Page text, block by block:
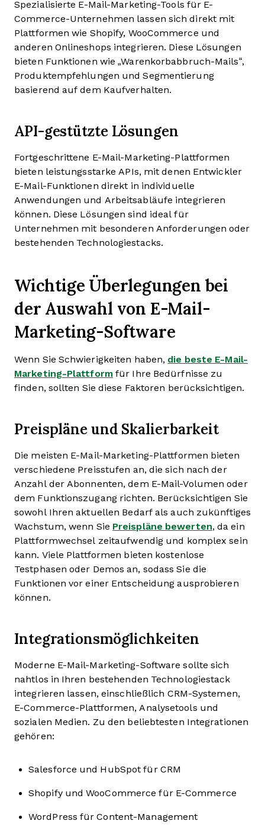
Spezialisierte E-Mail-Marketing-Tools für E-
Commerce-Unternehmen lassen sich direkt mit
Plattformen wie Shopify, WooCommerce und
anderen Onlineshops integrieren. Diese Lösungen
bieten Funktionen wie „Warenkorbabbruch-Mails“,
Produktempfehlungen und Segmentierung
basierend auf dem Kaufverhalten.
API-gestützte Lösungen
Fortgeschrittene E-Mail-Marketing-Plattformen
bieten leistungsstarke APIs, mit denen Entwickler
E-Mail-Funktionen direkt in individuelle
Anwendungen und Arbeitsabläufe integrieren
können. Diese Lösungen sind ideal für
Unternehmen mit besonderen Anforderungen oder
bestehenden Technologiestacks.
Wichtige Überlegungen bei
der Auswahl von E-Mail-
Marketing-Software
Wenn Sie Schwierigkeiten haben, die beste E-Mail-
Marketing-Plattformfür Ihre Bedürfnisse zu
finden, sollten Sie diese Faktoren berücksichtigen.
Preispläne und Skalierbarkeit
Die meisten E-Mail-Marketing-Plattformen bieten
verschiedene Preisstufen an, die sich nach der
Anzahl der Abonnenten, dem E-Mail-Volumen oder
dem Funktionszugang richten. Berücksichtigen Sie
sowohl Ihren aktuellen Bedarf als auch zukünftiges
Wachstum, wenn Sie Preispläne bewerten, da ein
Plattformwechsel zeitaufwendig und komplex sein
kann. Viele Plattformen bieten kostenlose
Testphasen oder Demos an, sodass Sie die
Funktionen vor einer Entscheidung ausprobieren
können.
Integrationsmöglichkeiten
Moderne E-Mail-Marketing-Software sollte sich
nahtlos in Ihren bestehenden Technologiestack
integrieren lassen, einschließlich CRM-Systemen,
E-Commerce-Plattformen, Analysetools und
sozialen Medien. Zu den beliebtesten Integrationen
gehören:
Salesforce und HubSpot für CRM
Shopify und WooCommerce für E-Commerce
WordPress für Content-Management